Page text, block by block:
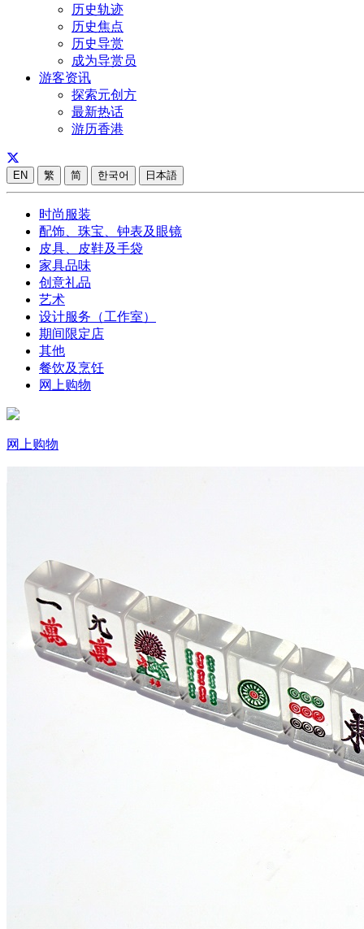
历史轨迹
历史焦点
历史导赏
成为导赏员
游客资讯
探索元创方
最新热话
游历香港
EN 繁 简 한국어 日本語
时尚服装
配饰、珠宝、钟表及眼镜
皮具、皮鞋及手袋
家具品味
创意礼品
艺术
设计服务（工作室）
期间限定店
其他
餐饮及烹饪
网上购物
网上购物